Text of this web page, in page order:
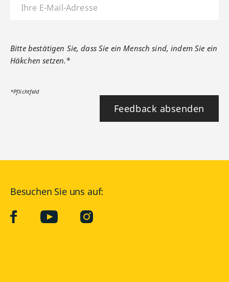
Bitte bestätigen Sie, dass Sie ein Mensch sind, indem Sie ein
Häkchen setzen.*
*Pflichtfeld
Feedback absenden
Besuchen Sie uns auf:
facebookYouTube Instagram